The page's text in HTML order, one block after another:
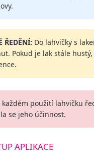
ŘEDĚNÍ: Do lahvičky s
Pokud je lak stále
každém použití lahvičku
se jeho účinnost.
APLIKACE